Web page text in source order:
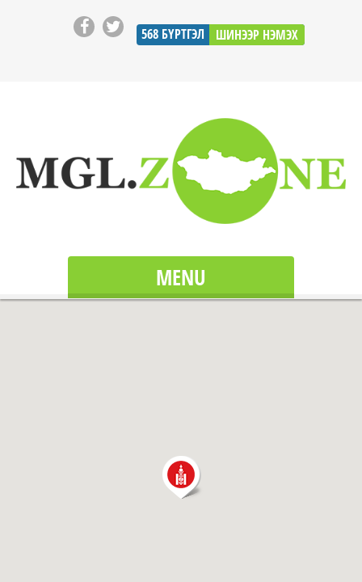
568 БҮРТГЭЛ ШИНЭЭР НЭМЭХ
MENU